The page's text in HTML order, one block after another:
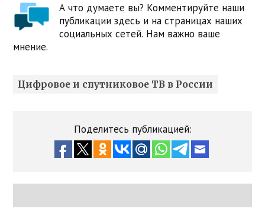
А что думаете вы? Комментируйте наши
публикации здесь и на страницах наших
социальных сетей. Нам важно ваше
мнение.
Цифровое и спутниковое ТВ в России
Поделитесь публикацией: